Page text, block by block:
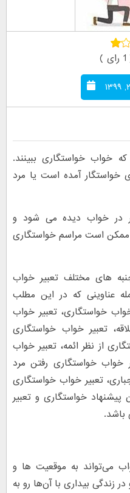
خواب خواستگاری ببینند.
خواستگار آمده است یا مرد
در خواب دیده می شود و
است مراسم خواستگاری
های مختلف تعبیر خواب
عناوینی که در این مطلب
خواستگاری، تعبیر خواب
تعبیر خواب خواستگاری
از نظر ائمه، تعبیر خواب
خواب خواستگاری رفتن مرد
تعبیر خواب خواستگاری
پیشنهاد خواستگاری و تعبیر
می‌تواند به موقعیت‌ ها و
زندگی بیداری با آن‌ها رو به